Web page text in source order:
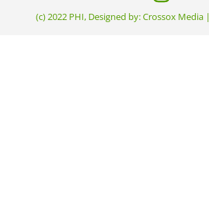
(c) 2022 PHI, Designed by: Crossox Media |